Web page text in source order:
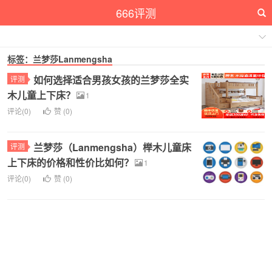
666评测
标签：兰梦莎Lanmengsha
评测
如何选择适合男孩女孩的兰梦莎全实
木儿童上下床？
1
评论(0)
赞 (0)
评测
兰梦莎（Lanmengsha）榉木儿童床
上下床的价格和性价比如何？
1
评论(0)
赞 (0)